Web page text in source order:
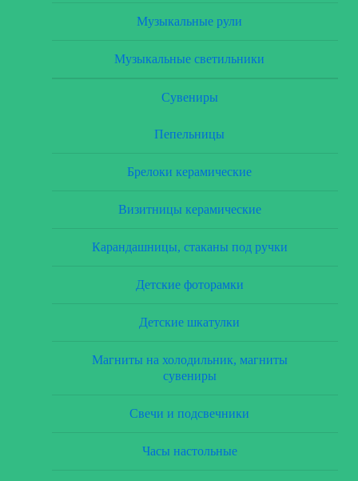
Музыкальные рули
Музыкальные светильники
Сувениры
Пепельницы
Брелоки керамические
Визитницы керамические
Карандашницы, стаканы под ручки
Детские фоторамки
Детские шкатулки
Магниты на холодильник, магниты
сувениры
Свечи и подсвечники
Часы настольные